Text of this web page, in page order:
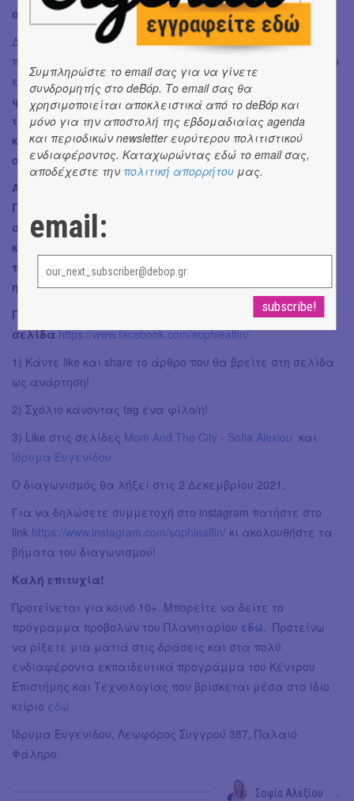
ουσιαστικά.
Δεν θα πω άλλα παρά μόνο αυτό, πως η παράσταση που
παρακολουθήσαμε ήταν «άνοιγμα οριζόντων» και κίνητρο
ενεργοποίησης και δράσηςγιατί τι νόημα θα έχει να
φτάσουμε στο φεγγάρι και σε άλλους πλανήτες
τελικά αν ο δικός μας πλανήτης κινδυνεύει να
καταστραφεί; Τροφή για σκέψη από μία "φωτεινή"
ομιλία και εμπνευσμένη προβολή!
Αξίζει να τη δούμε όλοι πιστεύω, μεγάλοι και μικροί!
Για να την απολαύσετε κι εσείς με τα παιδιά σε
συνεργασία με το Νέο Ψηφιακό Πλανητάριο θα
κάνουμε δώρο 5 διπλές προσκλήσεις σε 5 τυχερά
παιδάκια και τους συνοδούς τους για την παράσταση
η Ιστορία Της Γης.
Για να δηλώσετε συμμετοχή στο fb πηγαίνετε στη
σελίδα https://www.facebook.com/sophiealfin/
1) Κάντε like και share το άρθρο που θα βρείτε στη σελίδα
ως ανάρτηση!
2) Σχόλιο κάνοντας tag ένα φίλο/η!
3) Like στις σελίδες Mom And The City - Sofia Alexiou και
Ίδρυμα Ευγενίδου
Ο διαγωνισμός θα λήξει στις 2 Δεκεμβρίου 2021.
Για να δηλώσετε συμμετοχή στο instagram πατήστε στο
link https://www.instagram.com/sophiealfin/ κι ακολουθήστε τα
βήματα του διαγωνισμού!
Καλή επιτυχία!
Προτείνεται για κοινό 10+. Μπορείτε να δείτε το
πρόγραμμα προβολών του Πλανηταρίου εδώ. Προτείνω
να ρίξετε μια ματιά στις δράσεις και στα πολύ
ενδιαφέροντα εκπαιδευτικά προγράμμα του Κέντρου
Επιστήμης και Τεχνολογίας που βρίσκεται μέσα στο ίδιο
κτίριο εδώ
Ίδρυμα Ευγενίδου, Λεωφόρος Συγγρού 387, Παλαιό
Φάληρο.
Σοφία Αλεξίου
Συμπληρώστε το email σας για να γίνετε
συνδρομητής στο deBόp. Το email σας θα
χρησιμοποιείται αποκλειστικά από το deBόp και
μόνο για την αποστολή της εβδομαδιαίας agenda
και περιοδικών newsletter ευρύτερου πολιτιστικού
ενδιαφέροντος. Καταχωρώντας εδώ το email σας,
αποδέχεστε την πολιτική απορρήτου μας.
email: